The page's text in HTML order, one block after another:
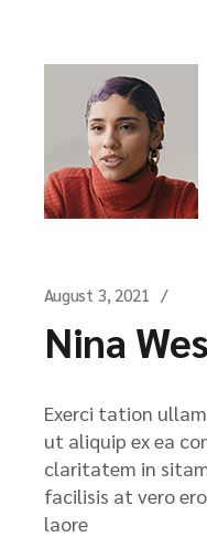
August 3, 2021
Nina
Exerci tation
ut aliquip ex ea
claritatem in
facilisis at vero
laore